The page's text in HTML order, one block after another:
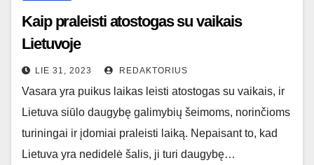
Kaip praleisti atostogas su vaikais
Lietuvoje
LIE 31, 2023 REDAKTORIUS
Vasara yra puikus laikas leisti atostogas su vaikais, ir
Lietuva siūlo daugybę galimybių šeimoms, norinčioms
turiningai ir įdomiai praleisti laiką. Nepaisant to, kad
Lietuva yra nedidelė šalis, ji turi daugybę…